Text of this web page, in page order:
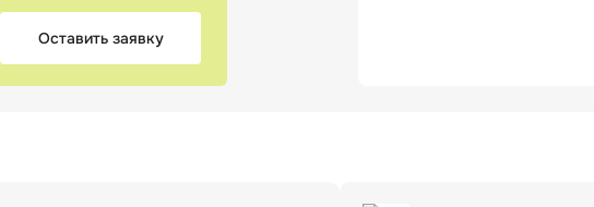
Оставить заявку